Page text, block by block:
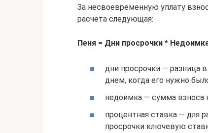
За несвоевременную уплату
расчета следующая:
Пеня = Дни просрочки *
дни просрочки — разница
днем, когда его нужно
недоимка — сумма взноса
процентная ставка — для
просрочки ключевую